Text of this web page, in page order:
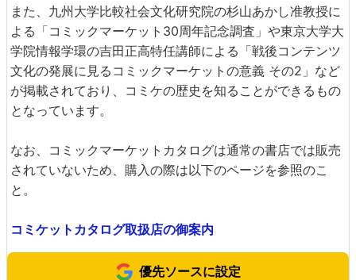
また、九州大学比較社会文化研究院の杉山あかし准教授に
よる「コミックマーケット30周年記念調査」や東京大学大
学院情報学環の吉田正高特任講師による「戦後コンテンツ
文化の発展に見るコミックマーケットの意義 その2」など
が掲載されており、コミケの歴史を知ることができるもの
となっています。
なお、コミックマーケットカタログは通常の書店では販売
されていないため、購入の際は以下のページを参照のこ
と。
コミケットカタログ取扱店の御案内
優先ソースに設定